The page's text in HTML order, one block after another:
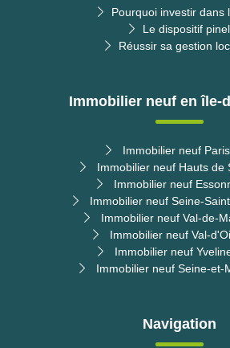
Pourquoi investir dans
Le dispositif pinel
Réussir sa gestion
Immobilier neuf en île-
Immobilier neuf
Immobilier neuf Hauts de
Immobilier neuf
Immobilier neuf Seine-
Immobilier neuf Val-de-
Immobilier neuf Val-
Immobilier neuf
Immobilier neuf Seine-et-
Navigation